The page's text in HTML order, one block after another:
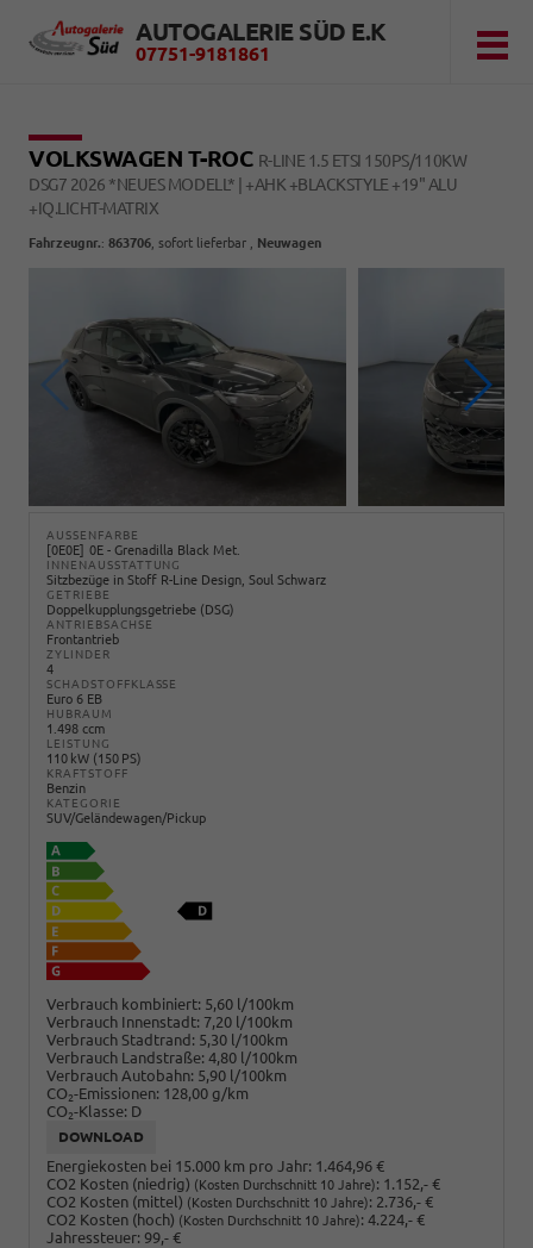
AUTOGALERIE SÜD E.K
07751-9181861
VOLKSWAGEN T-ROC R-LINE 1.5 ETSI 150PS/110KW
DSG7 2026 *NEUES MODELL* | +AHK +BLACKSTYLE +19" ALU
+IQ.LICHT-MATRIX
Fahrzeugnr.: 863706 sofort lieferbar Neuwagen
AUSSENFARBE
0E0E 0E - Grenadilla Black Met.
INNENAUSSTATTUNG
Sitzbezüge in Stoff R-Line Design, Soul Schwarz
GETRIEBE
Doppelkupplungsgetriebe (DSG)
ANTRIEBSACHSE
Frontantrieb
ZYLINDER
4
SCHADSTOFFKLASSE
Euro 6 EB
HUBRAUM
1.498 ccm
LEISTUNG
110 kW (150 PS)
KRAFTSTOFF
Benzin
KATEGORIE
SUV/Geländewagen/Pickup
Verbrauch kombiniert: 5,60 l/100km
Verbrauch Innenstadt: 7,20 l/100km
Verbrauch Stadtrand: 5,30 l/100km
Verbrauch Landstraße: 4,80 l/100km
Verbrauch Autobahn: 5,90 l/100km
CO2-Emissionen: 128,00 g/km
CO2-Klasse: D
DOWNLOAD
Energiekosten bei 15.000 km pro Jahr: 1.464,96 €
CO2 Kosten (niedrig) (Kosten Durchschnitt 10 Jahre): 1.152,- €
CO2 Kosten (mittel) (Kosten Durchschnitt 10 Jahre): 2.736,- €
CO2 Kosten (hoch) (Kosten Durchschnitt 10 Jahre): 4.224,- €
Jahressteuer: 99,- €